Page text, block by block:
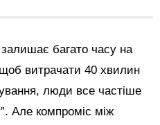
багато часу на
витрачати 40 хвилин
люди все частіше
Але компроміс між